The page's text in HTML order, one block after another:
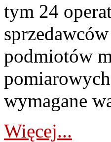
tym 24
podmiotów
wymagane
Więcej...